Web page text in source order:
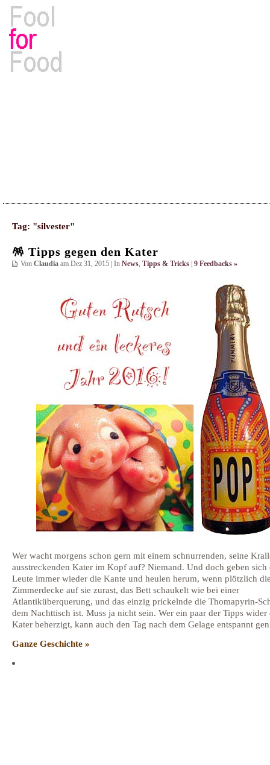
Tag: "silvester"
🪅 Tipps gegen den Kater
Von Claudia am Dez 31, 2015 | In News, Tipps & Tricks 9 Feedbacks »
Wer wacht morgens schon gern mit einem schnurrenden, seine
ausstreckenden Kater im Kopf auf? Niemand. Und doch geben sich
Leute immer wieder die Kante und heulen herum, wenn plötzlich
Zimmerdecke auf sie zurast, das Bett schaukelt wie bei einer
Atlantiküberquerung, und das einzig prickelnde die Thomapyrin-
dem Nachttisch ist. Muss ja nicht sein. Wer ein paar der Tipps wider
Kater beherzigt, kann auch den Tag nach dem Gelage entspannt
Ganze Geschichte »